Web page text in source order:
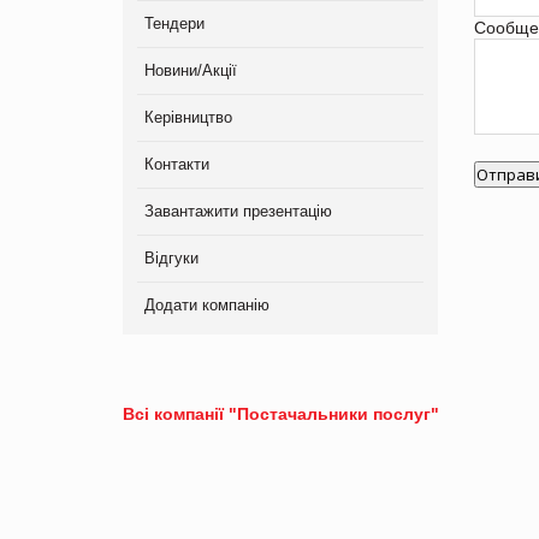
Тендери
Новини/Акції
Керівництво
Контакти
Завантажити презентацію
Відгуки
Додати компанію
Всі компанії "Постачальники послуг"